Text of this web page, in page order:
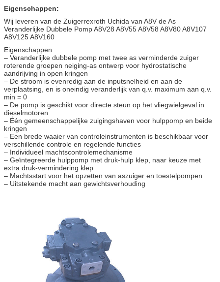
Eigenschappen:
Wij leveren van de Zuigerrexroth Uchida van A8V de As
Veranderlijke Dubbele Pomp A8V28 A8V55 A8V58 A8V80 A8V107
A8V125 A8V160
Eigenschappen
– Veranderlijke dubbele pomp met twee as verminderde zuiger
roterende groepen neiging-as ontwerp voor hydrostatische
aandrijving in open kringen
– De stroom is evenredig aan de inputsnelheid en aan de
verplaatsing, en is oneindig veranderlijk van q.v. maximum aan q.v.
min = 0
– De pomp is geschikt voor directe steun op het vliegwielgeval in
dieselmotoren
– Één gemeenschappelijke zuigingshaven voor hulppomp en beide
kringen
– Een brede waaier van controleinstrumenten is beschikbaar voor
verschillende controle en regelende functies
– Individueel machtscontrolemechanisme
– Geïntegreerde hulppomp met druk-hulp klep, naar keuze met
extra druk-vermindering klep
– Machtsstart voor het opzetten van aszuiger en toestelpompen
– Uitstekende macht aan gewichtsverhouding